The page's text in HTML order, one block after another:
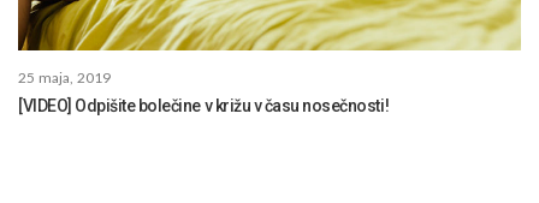
25 maja, 2019
[VIDEO] Odpišite bolečine v križu v času nosečnosti!